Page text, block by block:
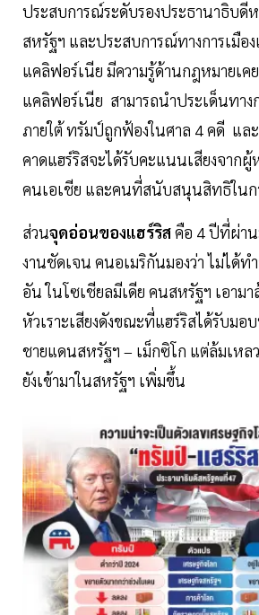
ประสบการณ์ระดับรองประธานาธิบดี
สหรัฐฯ และประสบการณ์ทางการเมือง
แคลิฟอร์เนีย มีความรู้ด้านกฎหมายเค
แคลิฟอร์เนีย สามารถนำประเด็นทาง
ภายใต้ ทรัมป์ถูกฟ้องในศาล 4 คดี แล
คาดแฮร์ริสจะได้รับคะแนนเสียงจาก
คนเอเชีย และคนที่สนับสนุนสิทธิในก
ส่วนจุดอ่อนของแฮร์ริสคือ 4 ปีที่ผ่าน
งานชัดเจน คนอเมริกันมองว่า ไม่ได้
อัน ในโซเชียลมีเดีย คนสหรัฐฯ เอามา
หัวเราะเสียงดังขณะที่แฮร์ริสได้รับม
ชายแดนสหรัฐฯ – เม็กซิโก แต่ล้มเหล
ยังเข้ามาในสหรัฐฯ เพิ่มขึ้น